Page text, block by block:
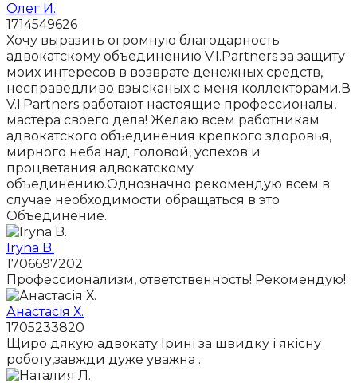
Олег И.
1714549626
Хочу выразить огромную благодарность
адвокатскому объединению V.I.Partners за защиту
моих интересов в возврате денежных средств,
несправедливо взысканых с меня коллекторами.В
V.I.Partners работают настоящие профессионалы,
мастера своего дела! Желаю всем работникам
адвокатского объединения крепкого здоровья,
мирного неба над головой, успехов и
процветания адвокатскому
объединению.Однозначно рекомендую всем в
случае необходимости обращаться в это
Объединение.
Iryna B.
1706697202
Профессионализм, ответственность! Рекомендую!
Анастасія Х.
1705233820
Щиро дякую адвокату Ірині за швидку і якісну
роботу,завжди дуже уважна .